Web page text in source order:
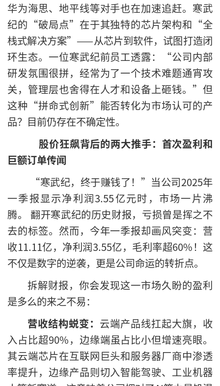
华为海思、地平线等对手也在加速追赶。寒武
纪的“破局点”在于其独特的芯片架构和“全
栈式解决方案”——从芯片到软件，试图打造闭
环生态。一位寒武纪前员工透露：“公司内部
研发氛围很拼，经常为了一个技术难题通宵攻
关，管理层也舍得在人才和设备上砸钱。”但
这种“拼命式创新”能否转化为市场认可的产
品？目前仍存在不确定性。
股价狂飙背后的两大推手：首次盈利和
巨额订单传闻
“寒武纪，终于赚钱了！”当公司2025年
一季报显示净利润3.55亿元时，市场一片沸
腾。 翻开寒武纪的历史财报，亏损曾是挥之不
去的标签。然而，今年一季报却画风突变：营
收11.11亿，净利润3.55亿，毛利率超60%！这
不仅是数字的逆袭，更是公司命运的转折点。
拆解财报，你会发现这一市场久盼的盈利
是多么的来之不易：
营收结构蜕变： 云端产品线扛起大旗，收
入占比超90%，边缘端虽占比小但增速亮眼。
其云端芯片在互联网巨头和服务器厂商中渗透
率提升，边缘产品则切入智能驾驶、工业机器